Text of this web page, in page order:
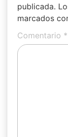
publicada.
marcados
Comentario *